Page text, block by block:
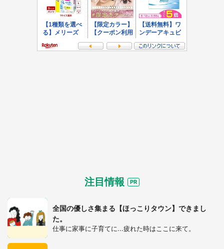
注目情報
全国の優しさ集まる【ほっこりタウン】できまし
た。
仕事に家事に子育てに...疲れた時はここに来て。